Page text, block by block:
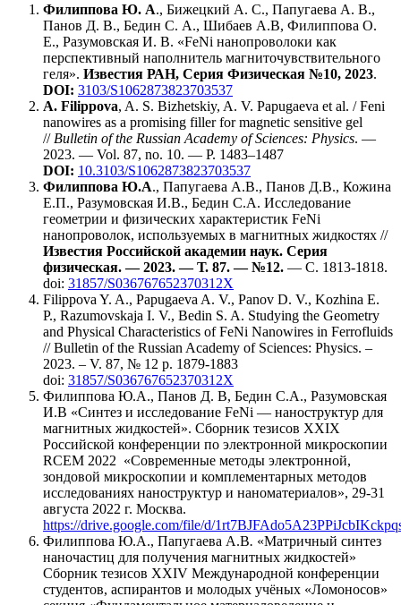
Филиппова Ю. А., Бижецкий А. С., Папугаева А. В.,
Панов Д. В., Бедин С. А., Шибаев А.В, Филиппова О.
Е., Разумовская И. В. «FeNi нанопроволоки как
перспективный наполнитель магниточувствительного
геля». Известия РАН, Серия Физическая №10, 2023.
DOI: 3103/S1062873823703537
A. Filippova, A. S. Bizhetskiy, A. V. Papugaeva et al. / Feni
nanowires as a promising filler for magnetic sensitive gel
// Bulletin of the Russian Academy of Sciences: Physics. —
2023. — Vol. 87, no. 10. — P. 1483–1487
DOI: 10.3103/S1062873823703537
Филиппова Ю.А., Папугаева А.В., Панов Д.В., Кожина
Е.П., Разумовская И.В., Бедин С.А. Исследование
геометрии и физических характеристик FeNi
нанопроволок, используемых в магнитных жидкостях //
Известия Российской академии наук. Серия
физическая. — 2023. — Т. 87. — №12. — C. 1813-1818.
doi: 31857/S036767652370312X
Filippova Y. A., Papugaeva A. V., Panov D. V., Kozhina E.
P., Razumovskaja I. V., Bedin S. A. Studying the Geometry
and Physical Characteristics of FeNi Nanowires in Ferrofluids
// Bulletin of the Russian Academy of Sciences: Physics. ‒
2023. ‒ V. 87, № 12 p. 1879-1883
doi: 31857/S036767652370312X
Филиппова Ю.А., Панов Д. В, Бедин С.А., Разумовская
И.В «Синтез и исследование FeNi — наноструктур для
магнитных жидкостей». Сборник тезисов XXIX
Российской конференции по электронной микроскопии
RCEM 2022 «Современные методы электронной,
зондовой микроскопии и комплементарных методов
исследованиях наноструктур и наноматериалов», 29-31
августа 2022 г. Москва.
https://drive.google.com/file/d/
Филиппова Ю.А., Папугаева А.В. «Матричный синтез
наночастиц для получения магнитных жидкостей»
Сборник тезисов XXIV Международной конференции
студентов, аспирантов и молодых учёных «Ломоносов»